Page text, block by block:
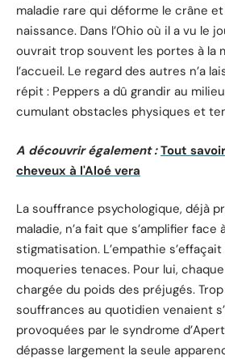
maladie rare qui déforme le crâne
naissance. Dans l’Ohio où il a vu le
ouvrait trop souvent les portes à la
l’accueil. Le regard des autres n’a
répit : Peppers a dû grandir au
cumulant obstacles physiques et
A découvrir également : Tout
cheveux à l'Aloé vera
La souffrance psychologique, déjà
maladie, n’a fait que s’amplifier face
stigmatisation. L’empathie
moqueries tenaces. Pour lui,
chargée du poids des préjugés.
souffrances au quotidien venaient
provoquées par le syndrome
dépasse largement la seule